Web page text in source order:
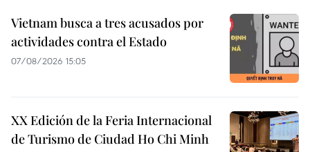
Vietnam busca a tres acusados por
actividades contra el Estado
07/08/2026 15:05
XX Edición de la Feria Internacional
de Turismo de Ciudad Ho Chi Minh